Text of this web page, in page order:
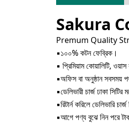
Sakura
Premum Quality
▪১০০% কটন ফেব্রিক।
▪ প্রিমিয়াম কোয়ালিটি, ওয়াস
▪অফিস বা অনুষ্ঠান সবসময়
▪ডেলিভারী চার্জ ঢাকা
▪রিটার্ন করিলে ডেলিভারি
▪আগে পণ্য বুঝে নিন পরে